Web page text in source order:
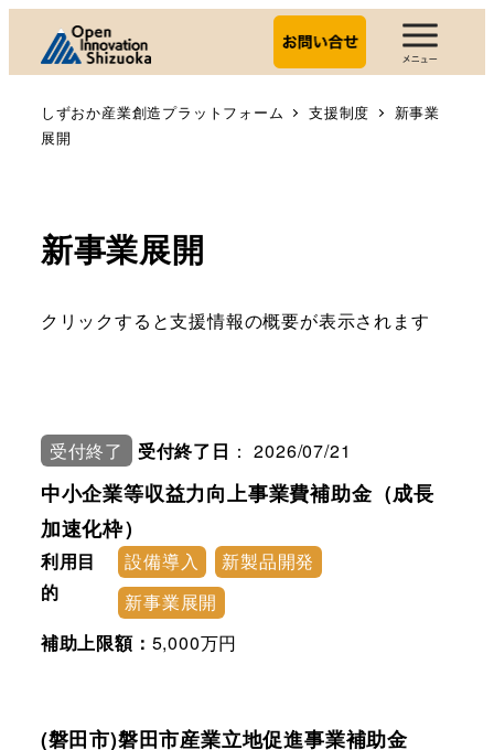
しずおか産業創造プラットフォーム 支援制度
新事業
展開
新事業展開
クリックすると支援情報の概要が表示されます
受付終了 受付終了日 ： 2026/07/21
中小企業等収益力向上事業費補助金（成長
加速化枠）
利用目
的
設備導入
新製品開発
新事業展開
補助上限額： 5,000万円
(磐田市)磐田市産業立地促進事業補助金